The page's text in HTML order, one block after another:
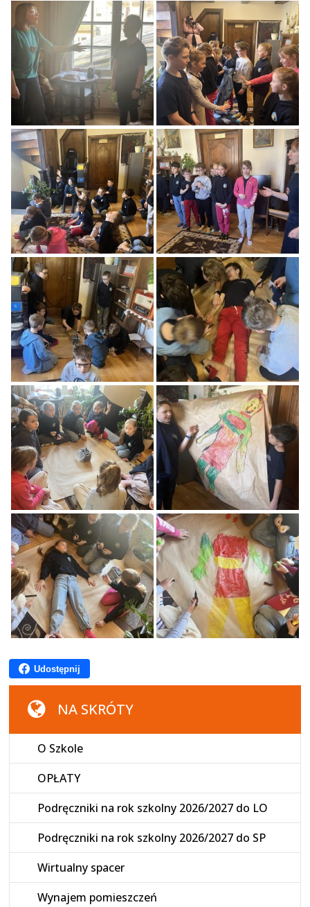
Udostępnij
NA SKRÓTY
O Szkole
OPŁATY
Podręczniki na rok szkolny 2026/2027 do LO
Podręczniki na rok szkolny 2026/2027 do SP
Wirtualny spacer
Wynajem pomieszczeń